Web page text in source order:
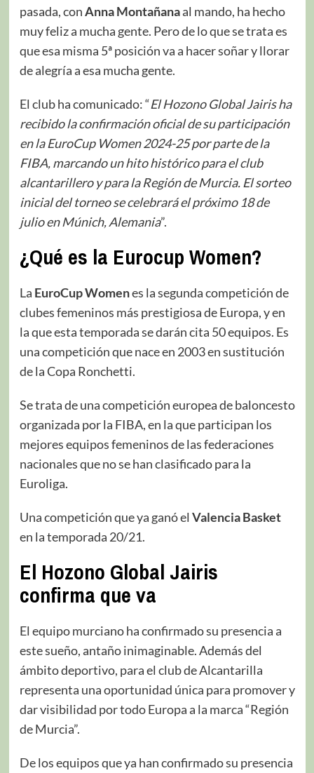
pasada, conAnna Montañanaal mando, ha hecho
muy feliz a mucha gente. Pero de lo que se trata es
que esa misma 5ª posición va a hacer soñar y llorar
de alegría a esa mucha gente.
El club ha comunicado: “El Hozono Global Jairis ha
recibido la confirmación oficial de su participación
en la EuroCup Women 2024-25 por parte de la
FIBA, marcando un hito histórico para el club
alcantarillero y para la Región de Murcia. El sorteo
inicial del torneo se celebrará el próximo 18 de
julio en Múnich, Alemania”.
¿Qué es la Eurocup Women?
La EuroCup Womenes la segunda competición de
clubes femeninos más prestigiosa de Europa, y en
la que esta temporada se darán cita 50 equipos. Es
una competición que nace en 2003 en sustitución
de la Copa Ronchetti.
Se trata de una competición europea de baloncesto
organizada por la FIBA, en la que participan los
mejores equipos femeninos de las federaciones
nacionales que no se han clasificado para la
Euroliga.
Una competición que ya ganó el Valencia Basket
en la temporada 20/21.
El Hozono Global Jairis
confirma que va
El equipo murciano ha confirmado su presencia a
este sueño, antaño inimaginable. Además del
ámbito deportivo, para el club de Alcantarilla
representa una oportunidad única para promover y
dar visibilidad por todo Europa a la marca “Región
de Murcia”.
De los equipos que ya han confirmado su presencia